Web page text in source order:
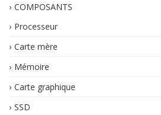
COMPOSANTS
Processeur
Carte mère
Mémoire
Carte graphique
SSD